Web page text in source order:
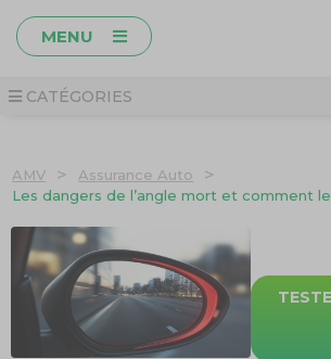
MENU
CATÉGORIES
AMV > Assurance Auto >
Les dangers de l’angle mort et comment